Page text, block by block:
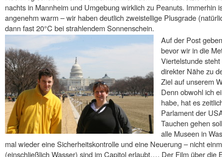
nachts in Mannheim und Umgebung wirklich zu Peanuts. Immerhin
angenehm warm – wir haben deutlich zweistellige Plusgrade
dann fast 20°C bei strahlendem Sonnenschein.
Auf der Post
bevor wir in die
Viertelstunde
direkter Nähe zu
Ziel auf unserem
Denn obwohl ich
habe, hat es
Parlament der
Tauchen gehen
alle Museen in
mal wieder eine Sicherheitskontrolle und eine Neuerung – nicht
(einschließlich Wasser) sind im Capitol erlaubt…. Der Film über die